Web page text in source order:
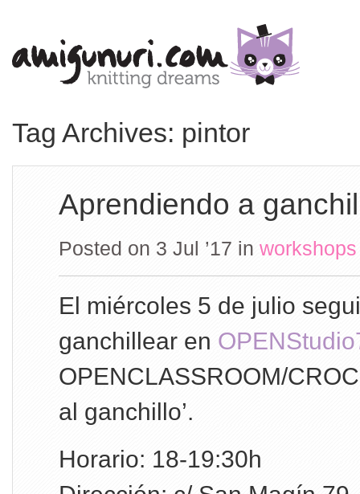
Tag Archives: pintor
Aprendiendo a
Posted on 3 Jul ’17 in workshops
El miércoles 5 de julio
ganchillear en
OPENCLASSROOM/
al ganchillo’.
Horario: 18-19:30h